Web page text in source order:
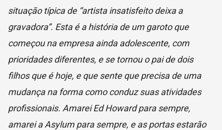
situação típica de “artista insatisfeito deixa a
gravadora”. Esta é a história de um garoto que
começou na empresa ainda adolescente, com
prioridades diferentes, e se tornou o pai de dois
filhos que é hoje, e que sente que precisa de uma
mudança na forma como conduz suas atividades
profissionais. Amarei Ed Howard para sempre,
amarei a Asylum para sempre, e as portas estarão